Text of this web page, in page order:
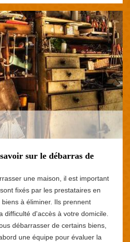
sur le débarras de
une maison, il est important
fixés par les prestataires en
à éliminer. Ils prennent
difficulté d'accès à votre domicile.
débarrasser de certains biens,
une équipe pour évaluer la